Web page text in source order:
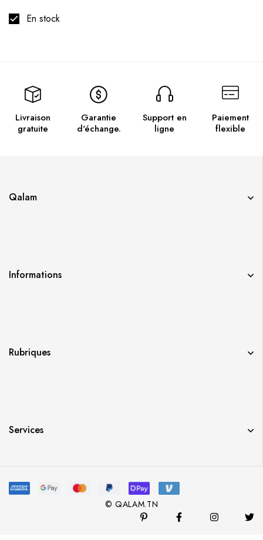
En stock
Livraison
gratuite
Garantie
d'échange.
Support en
ligne
Paiement
flexible
Qalam
Informations
Rubriques
Services
© QALAM.TN